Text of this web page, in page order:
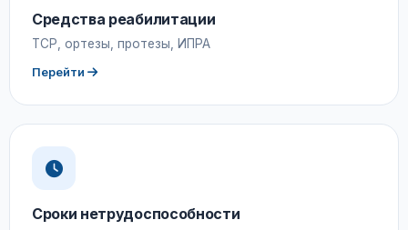
Средства реабилитации
ТСР, ортезы, протезы, ИПРА
Перейти
Сроки нетрудоспособности